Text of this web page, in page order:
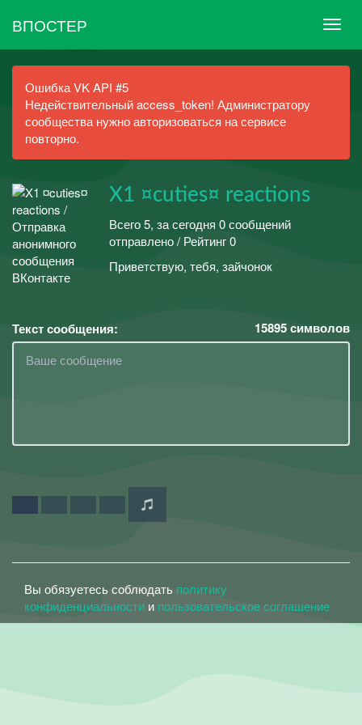
ВПОСТЕР
Ошибка VK API #5
Недействительный access_token! Администратору
сообщества нужно авторизоваться на сервисе
повторно.
X1 ¤cuties¤ reactions
Всего 5, за сегодня 0 сообщений
отправлено / Рейтинг 0
Приветствую, тебя, зайчонок
Текст сообщения: 15895символов
Вы обязуетесь соблюдать политику
конфиденциальности и пользовательское соглашение